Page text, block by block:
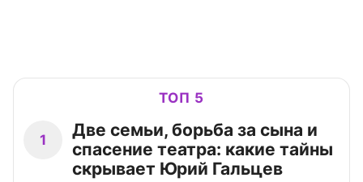
ТОП 5
1
Две семьи, борьба за сына и
спасение театра: какие тайны
скрывает Юрий Гальцев